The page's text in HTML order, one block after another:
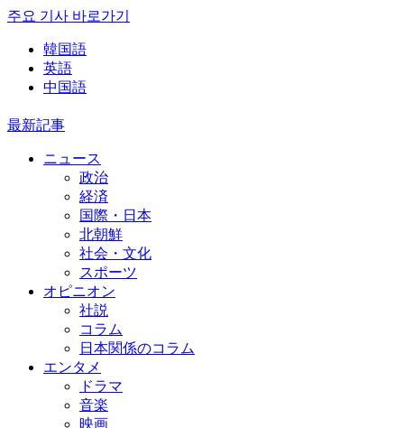
주요 기사 바로가기
韓国語
英語
中国語
最新記事
ニュース
政治
経済
国際・日本
北朝鮮
社会・文化
スポーツ
オピニオン
社説
コラム
日本関係のコラム
エンタメ
ドラマ
音楽
映画